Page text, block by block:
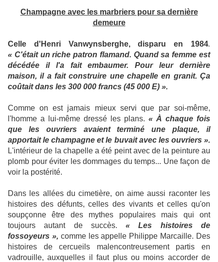
Champagne avec les marbriers pour sa dernière
demeure
Celle d'Henri Vanwynsberghe, disparu en 1984.
« C'était un riche patron flamand. Quand sa femme est
décédée il l'a fait embaumer. Pour leur dernière
maison, il a fait construire une chapelle en granit. Ça
coûtait dans les 300 000 francs (45 000 E) ».
Comme on est jamais mieux servi que par soi-même,
l'homme a lui-même dressé les plans. « À chaque fois
que les ouvriers avaient terminé une plaque, il
apportait le champagne et le buvait avec les ouvriers ».
L'intérieur de la chapelle a été peint avec de la peinture au
plomb pour éviter les dommages du temps... Une façon de
voir la postérité.
Dans les allées du cimetière, on aime aussi raconter les
histoires des défunts, celles des vivants et celles qu'on
soupçonne être des mythes populaires mais qui ont
toujours autant de succès.« Les histoires de
fossoyeurs », comme les appelle Philippe Marcaille. Des
histoires de cercueils malencontreusement partis en
vadrouille, auxquelles il faut plus ou moins accorder de